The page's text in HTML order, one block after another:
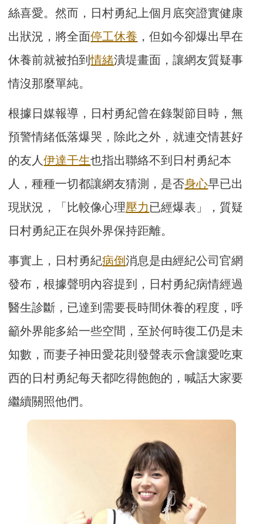
絲喜愛。然而，日村勇紀上個月底突證實健康
出狀況，將全面停工休養 ，但如今卻爆出早在
休養前就被拍到情緒潰堤畫面，讓網友質疑事
情沒那麼單純。
根據日媒報導，日村勇紀曾在錄製節目時，無
預警情緒低落爆哭，除此之外，就連交情甚好
的友人伊達干生也指出聯絡不到日村勇紀本
人，種種一切都讓網友猜測，是否身心早已出
現狀況，「比較像心理壓力 已經爆表」，質疑
日村勇紀正在與外界保持距離。
事實上，日村勇紀病倒消息是由經紀公司官網
發布，根據聲明內容提到，日村勇紀病情經過
醫生診斷，已達到需要長時間休養的程度，呼
籲外界能多給一些空間，至於何時復工仍是未
知數，而妻子神田愛花則發聲表示會讓愛吃東
西的日村勇紀每天都吃得飽飽的，喊話大家要
繼續關照他們。